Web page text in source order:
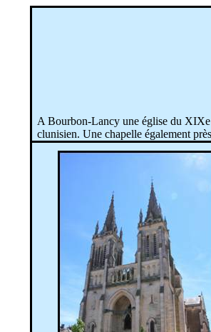
A Bourbon-Lancy une église du XIXe
clunisien. Une chapelle également